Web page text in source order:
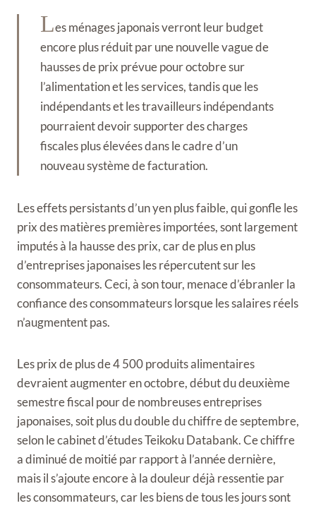
Les ménages japonais verront leur budget
encore plus réduit par une nouvelle vague de
hausses de prix prévue pour octobre sur
l’alimentation et les services, tandis que les
indépendants et les travailleurs indépendants
pourraient devoir supporter des charges
fiscales plus élevées dans le cadre d’un
nouveau système de facturation.
Les effets persistants d’un yen plus faible, qui gonfle les
prix des matières premières importées, sont largement
imputés à la hausse des prix, car de plus en plus
d’entreprises japonaises les répercutent sur les
consommateurs. Ceci, à son tour, menace d’ébranler la
confiance des consommateurs lorsque les salaires réels
n’augmentent pas.
Les prix de plus de 4 500 produits alimentaires
devraient augmenter en octobre, début du deuxième
semestre fiscal pour de nombreuses entreprises
japonaises, soit plus du double du chiffre de septembre,
selon le cabinet d’études Teikoku Databank. Ce chiffre
a diminué de moitié par rapport à l’année dernière,
mais il s’ajoute encore à la douleur déjà ressentie par
les consommateurs, car les biens de tous les jours sont